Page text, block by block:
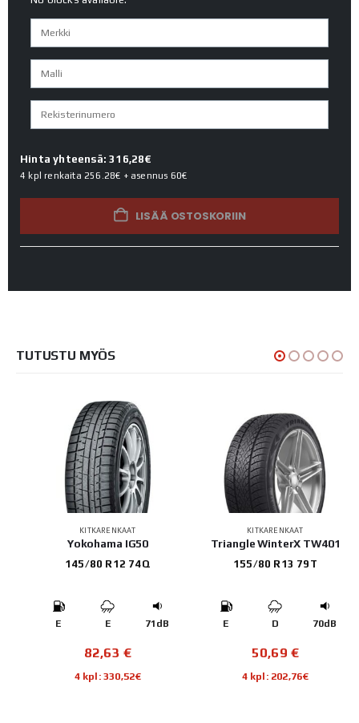
Hinta yhteensä: 316,28€
4 kpl renkaita 256.28€ + asennus 60€
LISÄÄ OSTOSKORIIN
TUTUSTU MYÖS
KITKARENKAAT
Yokohama IG50
145/80 R12 74Q
E E 71dB
82,63 €
4 kpl: 330,52€
KITKARENKAAT
Triangle WinterX TW401
155/80 R13 79T
E D 70dB
50,69 €
4 kpl: 202,76€